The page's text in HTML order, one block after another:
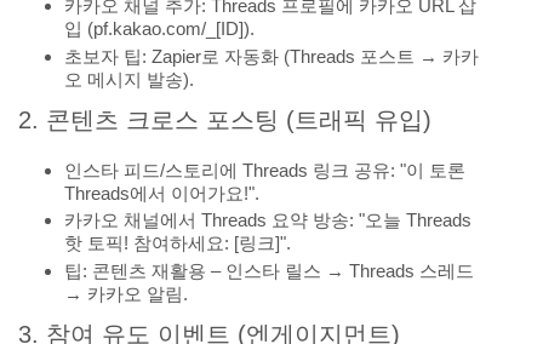
카카오 채널 추가: Threads 프로필에 카카오 URL 삽
입 (pf.kakao.com/_[ID]).
초보자 팁: Zapier로 자동화 (Threads 포스트 → 카카
오 메시지 발송).
2. 콘텐츠 크로스 포스팅 (트래픽 유입)
인스타 피드/스토리에 Threads 링크 공유: "이 토론
Threads에서 이어가요!".
카카오 채널에서 Threads 요약 방송: "오늘 Threads
핫 토픽! 참여하세요: [링크]".
팁: 콘텐츠 재활용 – 인스타 릴스 → Threads 스레드
→ 카카오 알림.
3. 참여 유도 이벤트 (엔게이지먼트)